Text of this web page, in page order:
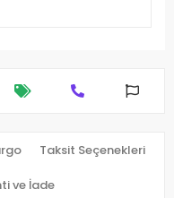
Taksit Seçenekleri
ve İade